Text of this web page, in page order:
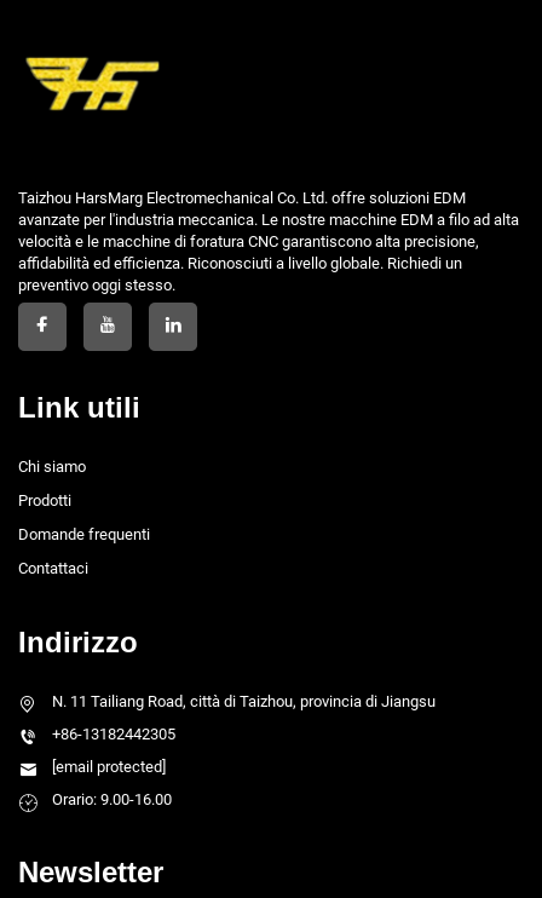
Taizhou HarsMarg Electromechanical Co. Ltd. offre soluzioni EDM
avanzate per l'industria meccanica. Le nostre macchine EDM a filo ad alta
velocità e le macchine di foratura CNC garantiscono alta precisione,
affidabilità ed efficienza. Riconosciuti a livello globale. Richiedi un
preventivo oggi stesso.
Link utili
Chi siamo
Prodotti
Domande frequenti
Contattaci
Indirizzo
N. 11 Tailiang Road, città di Taizhou, provincia di Jiangsu
+86-13182442305
[email protected]
Orario: 9.00-16.00
Newsletter